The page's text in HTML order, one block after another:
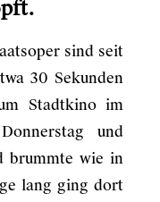
sind seit
30 Sekunden
Stadtkino im
und
brummte wie in
lang ging dort